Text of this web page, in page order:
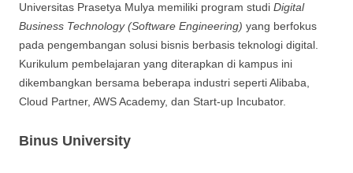
Universitas Prasetya Mulya memiliki program studi Digital
Business Technology (Software Engineering) yang berfokus
pada pengembangan solusi bisnis berbasis teknologi digital.
Kurikulum pembelajaran yang diterapkan di kampus ini
dikembangkan bersama beberapa industri seperti Alibaba,
Cloud Partner, AWS Academy, dan Start-up Incubator.
Binus University